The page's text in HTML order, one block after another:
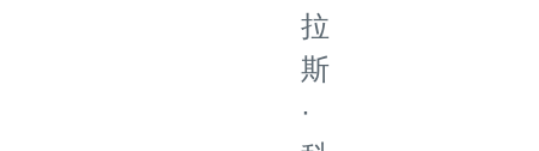
拉
斯
·